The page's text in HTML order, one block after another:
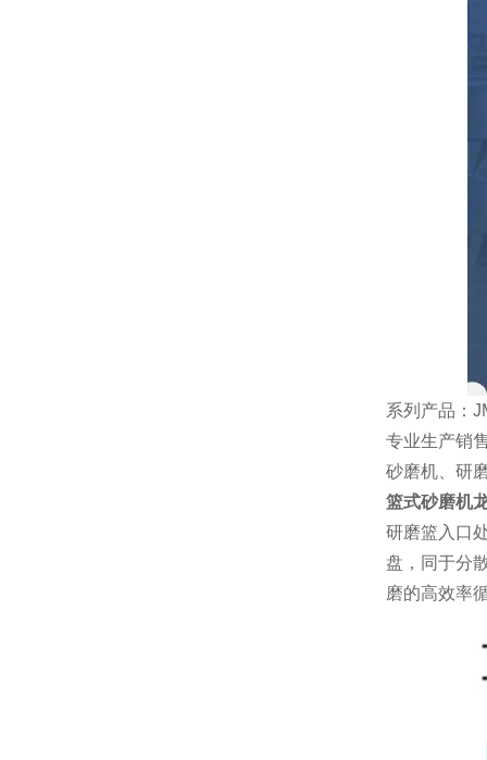
系列产品：
专业生产销
砂磨机、研
篮式砂磨机
研磨篮入口
盘，同于分
磨的高效率